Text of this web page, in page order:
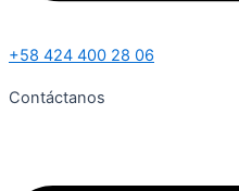
+58 424 400 28 06
Contáctanos